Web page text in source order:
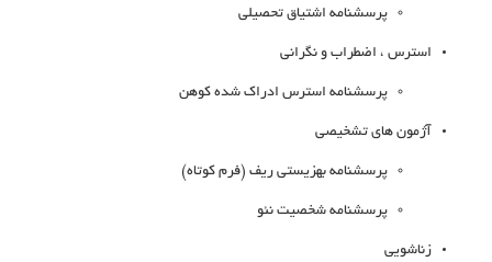
پرسشنامه اشتیاق تحصیلی
استرس ، اضطراب و نگرانی
پرسشنامه استرس ادراک شده کوهن
آژمون های تشخیصی
پرسشنامه بهزیستی ریف (فرم کوتاه)
پرسشنامه شخصیت نئو
زناشویی